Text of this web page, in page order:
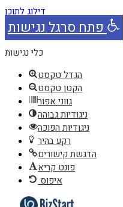
דילוג לתוכן
פתח סרגל נגישות
כלי נגישות
הגדל טקסט
הקטן טקסט
גווני אפור
ניגודיות גבוהה
ניגודיות הפוכה
רקע בהיר
הדגשת קישורים
פונט קריא
איפוס